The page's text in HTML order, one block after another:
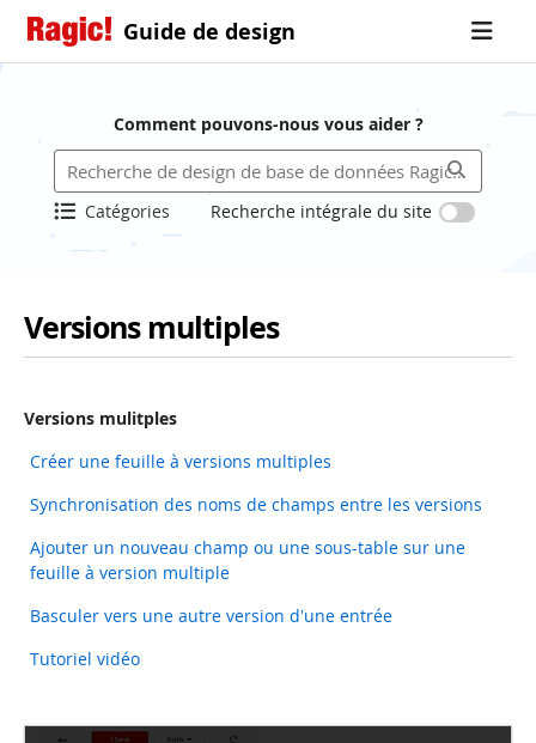
Guide de design
Comment pouvons-nous vous aider ?
Catégories Recherche intégrale du site
Versions multiples
Versions mulitples
Créer une feuille à versions multiples
Synchronisation des noms de champs entre les versions
Ajouter un nouveau champ ou une sous-table sur une
feuille à version multiple
Basculer vers une autre version d'une entrée
Tutoriel vidéo